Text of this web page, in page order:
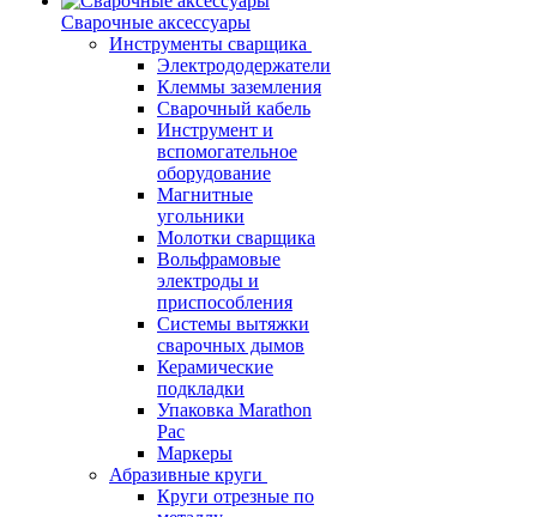
Сварочные аксессуары
Инструменты сварщика
Электрододержатели
Клеммы заземления
Сварочный кабель
Инструмент и
вспомогательное
оборудование
Магнитные
угольники
Молотки сварщика
Вольфрамовые
электроды и
приспособления
Системы вытяжки
сварочных дымов
Керамические
подкладки
Упаковка Marathon
Pac
Маркеры
Абразивные круги
Круги отрезные по